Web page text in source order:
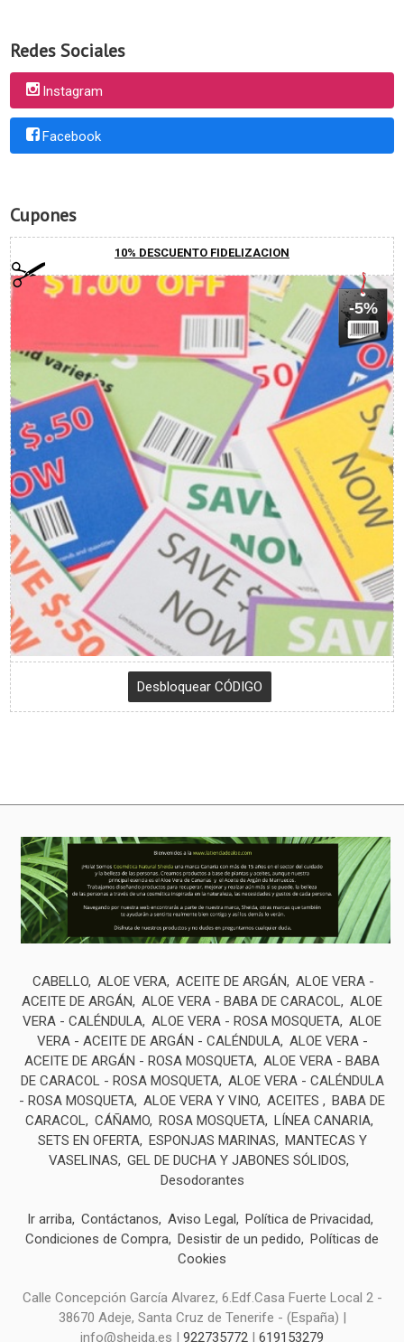
Redes Sociales
Instagram
Facebook
Cupones
10% DESCUENTO FIDELIZACION
-5%
CABELLO ALOE VERA ACEITE DE ARGÁN
ALOE VERA -
ACEITE DE ARGÁN
ALOE VERA - BABA DE CARACOL ALOE
VERA - CALÉNDULA ALOE VERA - ROSA MOSQUETA ALOE
VERA - ACEITE DE ARGÁN - CALÉNDULA ALOE VERA -
ACEITE DE ARGÁN - ROSA MOSQUETA ALOE VERA - BABA
DE CARACOL - ROSA MOSQUETA ALOE VERA - CALÉNDULA
- ROSA MOSQUETA ALOE VERA Y VINO ACEITES
BABA DE
CARACOL CÁÑAMO ROSA MOSQUETA
LÍNEA CANARIA
SETS EN OFERTA
ESPONJAS MARINAS
MANTECAS Y
VASELINAS
GEL DE DUCHA Y JABONES SÓLIDOS
Desodorantes
Ir arriba Contáctanos Aviso Legal
Política de Privacidad
Condiciones de Compra
Desistir de un pedido
Políticas de
Cookies
Calle Concepción García Alvarez, 6.Edf.Casa Fuerte Local 2 -
38670 Adeje, Santa Cruz de Tenerife - (España) |
info@sheida.es | 922735772 619153279